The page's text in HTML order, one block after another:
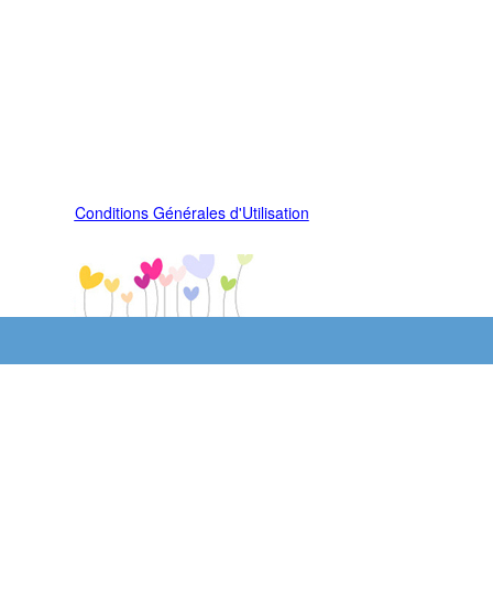
Conditions Générales d'Utilisation